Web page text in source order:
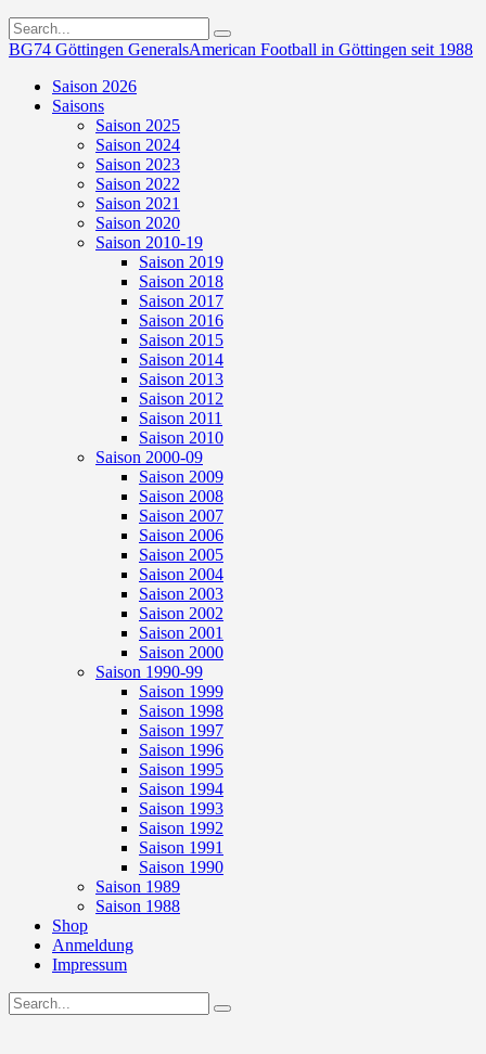
BG74 Göttingen GeneralsAmerican Football in Göttingen seit 1988
Saison 2026
Saisons
Saison 2025
Saison 2024
Saison 2023
Saison 2022
Saison 2021
Saison 2020
Saison 2010-19
Saison 2019
Saison 2018
Saison 2017
Saison 2016
Saison 2015
Saison 2014
Saison 2013
Saison 2012
Saison 2011
Saison 2010
Saison 2000-09
Saison 2009
Saison 2008
Saison 2007
Saison 2006
Saison 2005
Saison 2004
Saison 2003
Saison 2002
Saison 2001
Saison 2000
Saison 1990-99
Saison 1999
Saison 1998
Saison 1997
Saison 1996
Saison 1995
Saison 1994
Saison 1993
Saison 1992
Saison 1991
Saison 1990
Saison 1989
Saison 1988
Shop
Anmeldung
Impressum